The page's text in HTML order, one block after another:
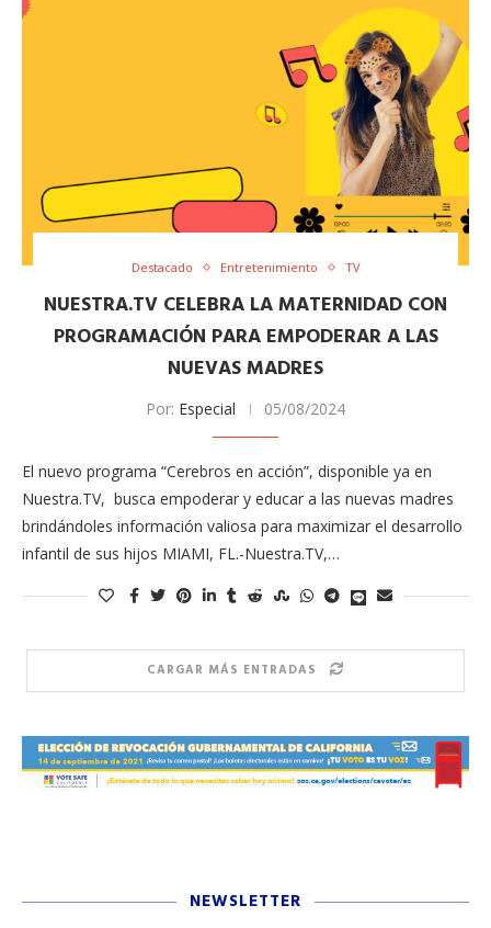
Destacado Entretenimiento TV
NUESTRA.TV CELEBRA LA MATERNIDAD CON
PROGRAMACIÓN PARA EMPODERAR A LAS
NUEVAS MADRES
Por: Especial 05/08/2024
El nuevo programa “Cerebros en acción”, disponible ya en
Nuestra.TV, busca empoderar y educar a las nuevas madres
brindándoles información valiosa para maximizar el desarrollo
infantil de sus hijos MIAMI, FL.-Nuestra.TV,…
CARGAR MÁS ENTRADAS
NEWSLETTER